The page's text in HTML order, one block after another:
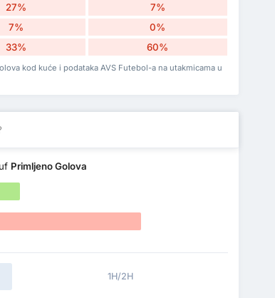
27% 7%
7% 0%
33% 60%
kod kuće i podataka AVS Futebol-a na utakmicama u
Primljeno Golova
1H/2H